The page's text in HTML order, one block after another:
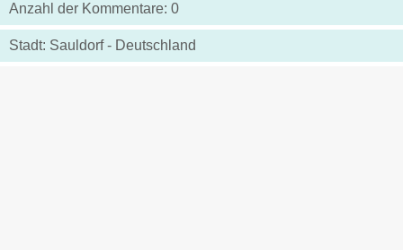
Anzahl der Kommentare: 0
Stadt: Sauldorf - Deutschland